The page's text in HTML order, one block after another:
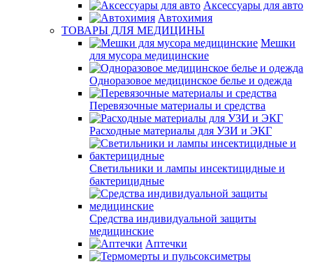
Аксессуары для авто
Автохимия
ТОВАРЫ ДЛЯ МЕДИЦИНЫ
Мешки
для мусора медицинские
Одноразовое медицинское белье и одежда
Перевязочные материалы и средства
Расходные материалы для УЗИ и ЭКГ
Светильники и лампы инсектицидные и
бактерицидные
Средства индивидуальной защиты
медицинские
Аптечки